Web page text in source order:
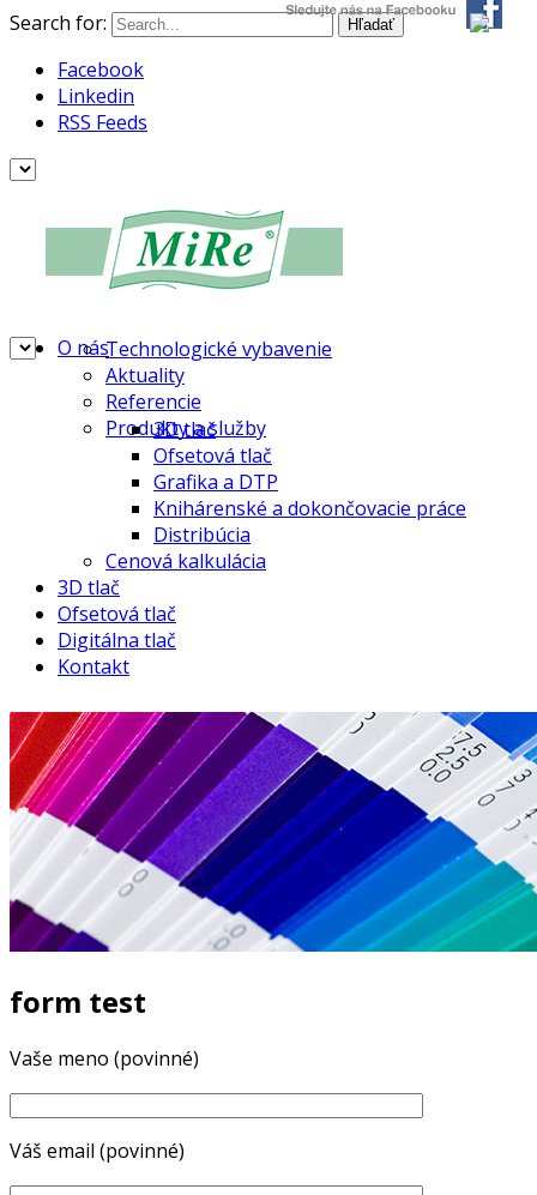
Search for:
Facebook
Linkedin
RSS Feeds
O násTechnologické vybavenie
Aktuality
Referencie
Produkty a služby
3D tlač
Ofsetová tlač
Grafika a DTP
Knihárenské a dokončovacie práce
Distribúcia
Cenová kalkulácia
3D tlač
Ofsetová tlač
Digitálna tlač
Kontakt
form test
Vaše meno (povinné)
Váš email (povinné)